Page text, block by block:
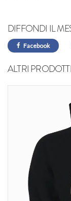
DIFFONDI IL
Facebook
ALTRI PRODOTTI